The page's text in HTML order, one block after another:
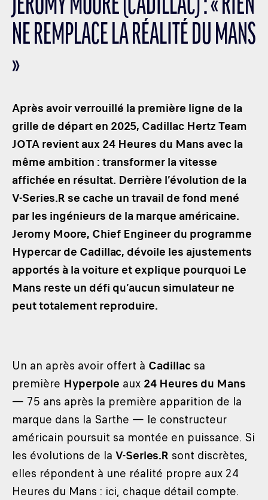
LES CATÉGORIES
PALMARÈS
PARTENAIRES
NEWSLETTER
JEROMY MOORE (CADILLAC) : « RIEN
NE REMPLACE LA RÉALITÉ DU MANS
»
Après avoir verrouillé la première ligne de la
grille de départ en 2025, Cadillac Hertz Team
JOTA revient aux 24 Heures du Mans avec la
même ambition : transformer la vitesse
affichée en résultat. Derrière l’évolution de la
V-Series.R se cache un travail de fond mené
par les ingénieurs de la marque américaine.
Jeromy Moore, Chief Engineer du programme
Hypercar de Cadillac, dévoile les ajustements
apportés à la voiture et explique pourquoi Le
Mans reste un défi qu’aucun simulateur ne
peut totalement reproduire.
Un an après avoir offert à Cadillac sa
première Hyperpole aux 24 Heures du Mans
— 75 ans après la première apparition de la
marque dans la Sarthe — le constructeur
américain poursuit sa montée en puissance. Si
les évolutions de la V-Series.R sont discrètes,
elles répondent à une réalité propre aux 24
Heures du Mans : ici, chaque détail compte.